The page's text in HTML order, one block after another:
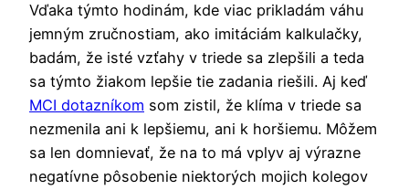
Vďaka týmto hodinám, kde viac prikladám váhu
jemným zručnostiam, ako imitáciám kalkulačky,
badám, že isté vzťahy v triede sa zlepšili a teda
sa týmto žiakom lepšie tie zadania riešili. Aj keď
MCI dotazníkom som zistil, že klíma v triede sa
nezmenila ani k lepšiemu, ani k horšiemu. Môžem
sa len domnievať, že na to má vplyv aj výrazne
negatívne pôsobenie niektorých mojich kolegov